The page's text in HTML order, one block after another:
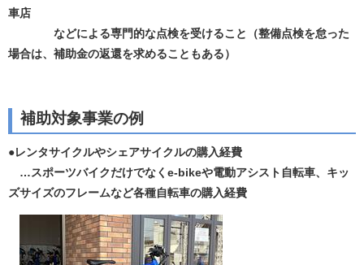
車店
などによる専門的な点検を受けること（整備点検を怠った
場合は、補助金の返還を求めることもある）
補助対象事業の例
●レンタサイクルやシェアサイクルの購入経費
…スポーツバイクだけでなくe-bikeや電動アシスト自転車、キッ
ズサイズのフレームなど各種自転車の購入経費